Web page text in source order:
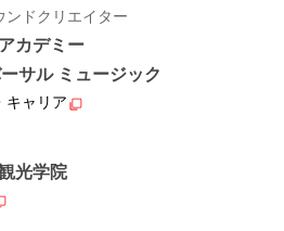
ンドクリエイター
カデミー
サル ミュージック
キャリア
光学院